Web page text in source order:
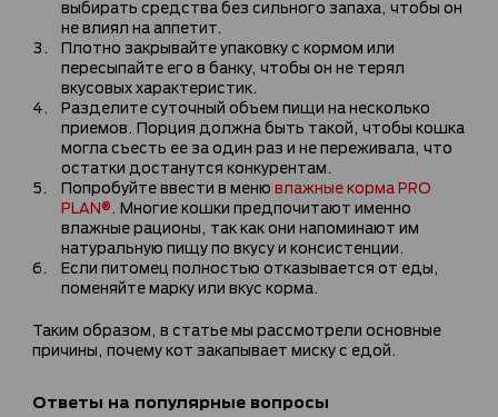
выбирать средства без сильного запаха, чтобы он
не влиял на аппетит.
Плотно закрывайте упаковку с кормом или
пересыпайте его в банку, чтобы он не терял
вкусовых характеристик.
Разделите суточный объем пищи на несколько
приемов. Порция должна быть такой, чтобы кошка
могла съесть ее за один раз и не переживала, что
остатки достанутся конкурентам.
Попробуйте ввести в меню влажные корма PRO
PLAN®. Многие кошки предпочитают именно
влажные рационы, так как они напоминают им
натуральную пищу по вкусу и консистенции.
Если питомец полностью отказывается от еды,
поменяйте марку или вкус корма.
Таким образом, в статье мы рассмотрели основные
причины, почему кот закапывает миску с едой.
Ответы на популярные вопросы